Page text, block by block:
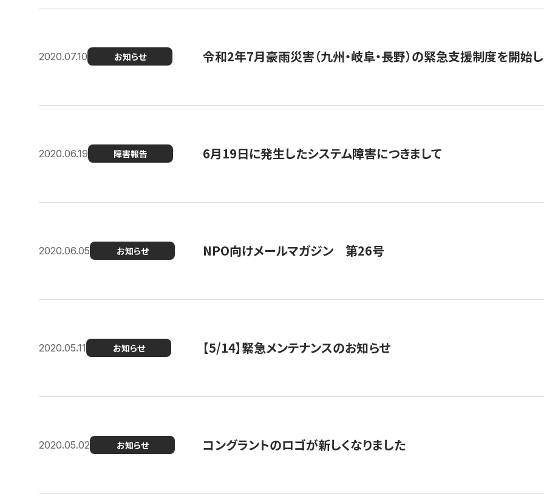
2020.07.10 お知らせ 令和2年7月豪雨災害（九州・岐阜・長野）の緊急支援制度を開始
2020.06.19 障害報告 6月19日に発生したシステム障害につきまして
2020.06.05 お知らせ NPO向けメールマガジン 第26号
2020.05.11 お知らせ 【5/14】緊急メンテナンスのお知らせ
2020.05.02 お知らせ コングラントのロゴが新しくなりました